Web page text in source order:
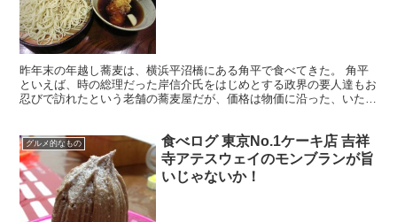
昨年末の年越し蕎麦は、横浜平沼橋にある角平で食べてきた。 角平
といえば、時の総理だった岸信介氏をはじめとする政界の要人達もお
忍びで訪れたという老舗の蕎麦屋だが、価格は物価に沿った、いたっ
グルメ的なもの
食べログ 東京No.1ケーキ店 吉祥
寺アテスウェイのモンブランが旨
いじゃないか！